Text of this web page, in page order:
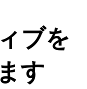
ブを
す